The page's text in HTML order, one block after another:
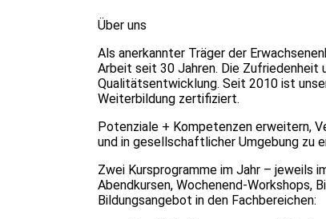
Über uns
Als anerkannter Träger der
Arbeit seit 30 Jahren. Die
Qualitätsentwicklung. Seit 2010 ist
Weiterbildung zertifiziert.
Potenziale + Kompetenzen erweitern,
und in gesellschaftlicher Umgebung zu
Zwei Kursprogramme im Jahr – jeweils
Abendkursen, Wochenend-Workshops,
Bildungsangebot in den Fachbereichen: